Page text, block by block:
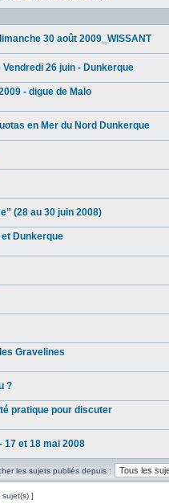
30 août 2009_WISSANT
26 juin - Dunkerque
- digue de Malo
en Mer du Nord Dunkerque
(28 au 30 juin 2008)
Dunkerque
Gravelines
?
pratique pour discuter
17 et 18 mai 2008
les sujets publiés depuis :
sujet(s) ]